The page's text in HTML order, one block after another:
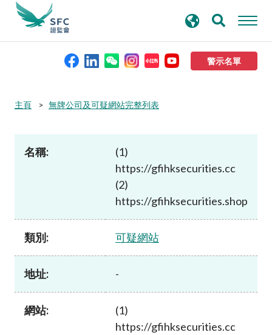
警示名單
本會簡介
新聞稿及公布
加入本會
尋
主頁 無牌公司及可疑網站完整列表
名稱:
(1)
https://gfihksecurities.cc
(2)
https://gfihksecurities.shop
類別: 可疑網站
地址: -
網站:
(1)
https://gfihksecurities.cc